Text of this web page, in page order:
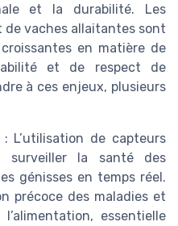
et la durabilité. Les
de vaches allaitantes sont
en matière de
et de respect de
à ces enjeux, plusieurs
L’utilisation de capteurs
surveiller la santé des
génisses en temps réel.
précoce des maladies et
essentielle